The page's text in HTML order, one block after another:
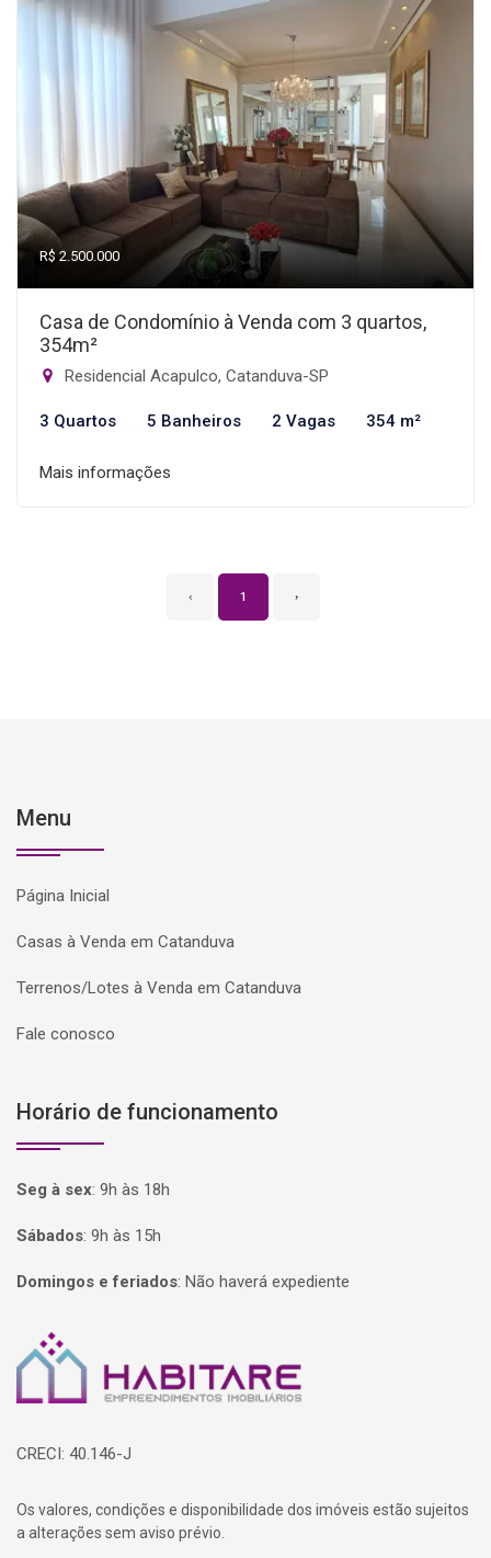
R$ 2.500.000
Casa de Condomínio à Venda com 3 quartos,
354m²
Residencial Acapulco, Catanduva-SP
3 Quartos 5 Banheiros 2 Vagas 354 m²
Mais informações
‹ 1 ›
Menu
Página Inicial
Casas à Venda em Catanduva
Terrenos/Lotes à Venda em Catanduva
Fale conosco
Horário de funcionamento
Seg à sex: 9h às 18h
Sábados: 9h às 15h
Domingos e feriados: Não haverá expediente
Página inicial
CRECI: 40.146-J
Os valores, condições e disponibilidade dos imóveis estão sujeitos
a alterações sem aviso prévio.